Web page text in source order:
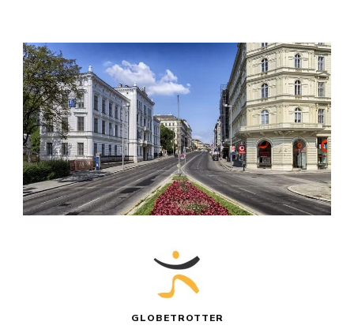
GLOBETROTTER